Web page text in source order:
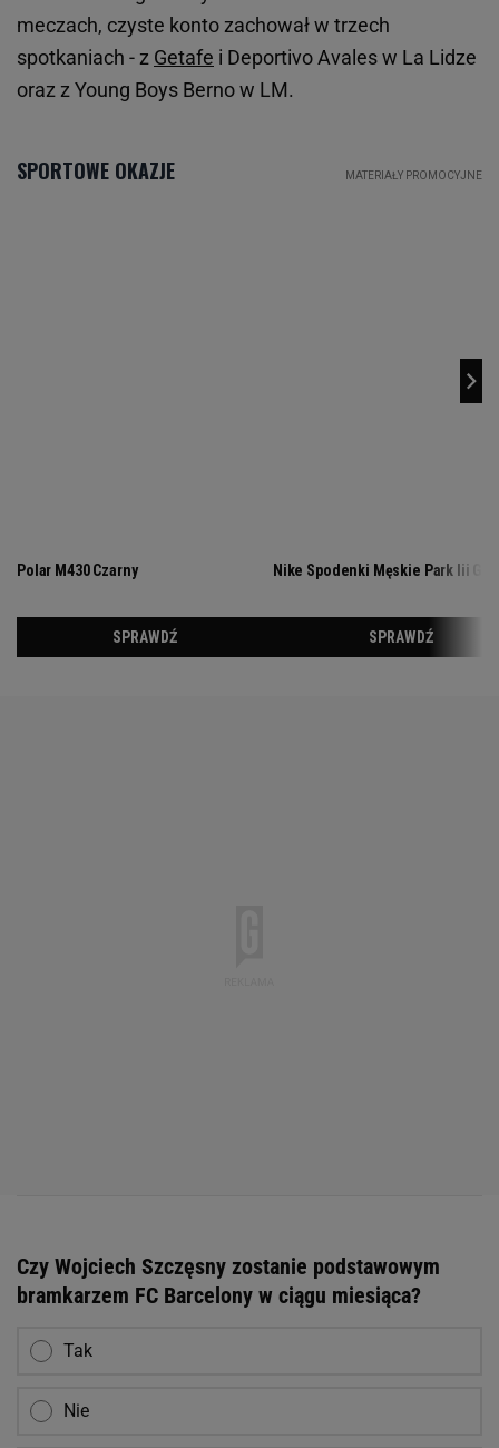
meczach, czyste konto zachował w trzech
spotkaniach - z Getafe i Deportivo Avales w La Lidze
oraz z Young Boys Berno w LM.
Czy Wojciech Szczęsny zostanie podstawowym
bramkarzem FC Barcelony w ciągu miesiąca?
Tak
Nie